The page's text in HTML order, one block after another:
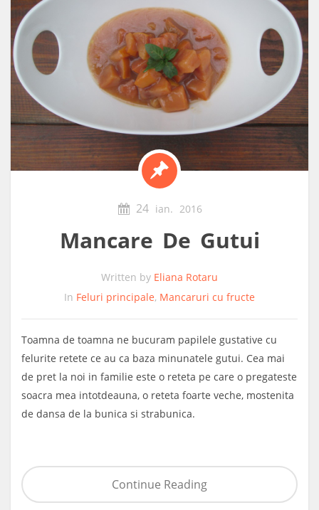
Mancare De Gutui
Written by Eliana Rotaru
In Feluri principale, Mancaruri cu fructe
Toamna de toamna ne bucuram papilele gustative cu
felurite retete ce au ca baza minunatele gutui. Cea mai
de pret la noi in familie este o reteta pe care o pregateste
soacra mea intotdeauna, o reteta foarte veche, mostenita
de dansa de la bunica si strabunica.
24 ian. 2016
Continue Reading